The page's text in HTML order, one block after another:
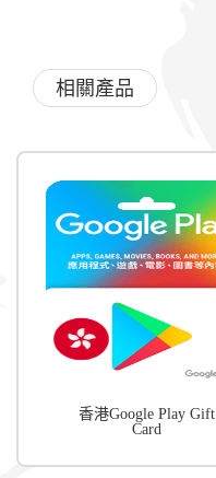
相關產品
香港Google Play Gift
Card